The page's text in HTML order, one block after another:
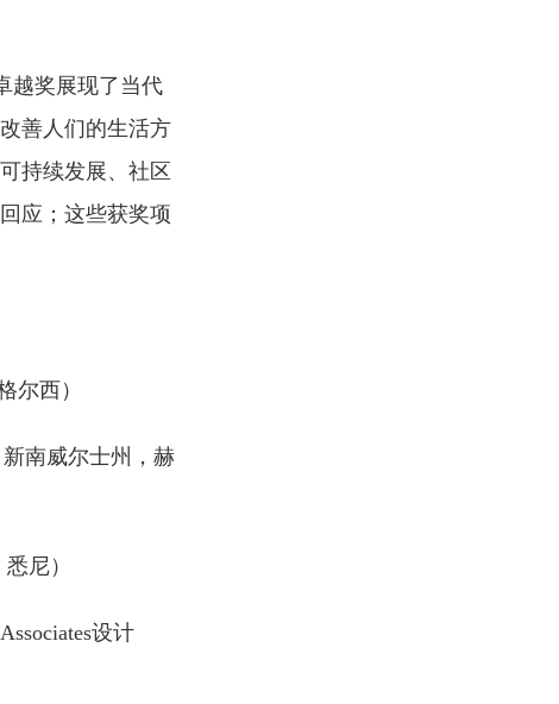
越奖展现了当代
善人们的生活方
持续发展、社区
应；这些获奖项
尔西）
新南威尔士州，赫
尼）
设计